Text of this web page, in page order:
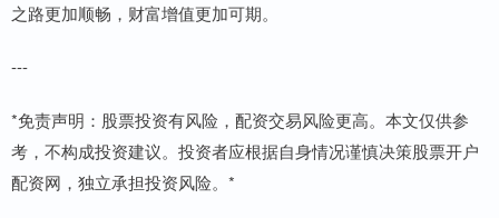
之路更加顺畅，财富增值更加可期。
---
*免责声明：股票投资有风险，配资交易风险更高。本文仅供参
考，不构成投资建议。投资者应根据自身情况谨慎决策股票开户
配资网，独立承担投资风险。*